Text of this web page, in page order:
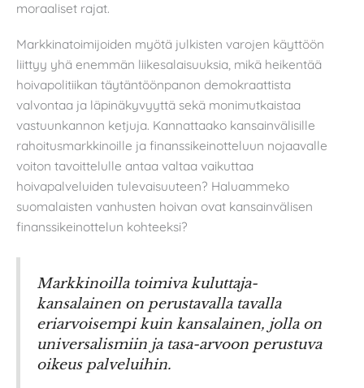
moraaliset rajat.
Markkinatoimijoiden myötä julkisten varojen käyttöön
liittyy yhä enemmän liikesalaisuuksia, mikä heikentää
hoivapolitiikan täytäntöönpanon demokraattista
valvontaa ja läpinäkyvyyttä sekä monimutkaistaa
vastuunkannon ketjuja. Kannattaako kansainvälisille
rahoitusmarkkinoille ja finanssikeinotteluun nojaavalle
voiton tavoittelulle antaa valtaa vaikuttaa
hoivapalveluiden tulevaisuuteen? Haluammeko
suomalaisten vanhusten hoivan ovat kansainvälisen
finanssikeinottelun kohteeksi?
Markkinoilla toimiva kuluttaja-
kansalainen on perustavalla tavalla
eriarvoisempi kuin kansalainen, jolla on
universalismiin ja tasa-arvoon perustuva
oikeus palveluihin.